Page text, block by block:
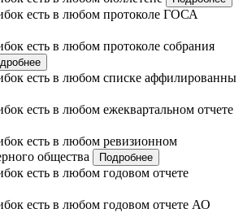
есть в любом протоколе ГОСА
есть в любом протоколе собрания
есть в любом списке аффилированны
есть в любом ежеквартальном отчете
есть в любом ревизионном
общества
Подробнее
есть в любом годовом отчете
есть в любом годовом отчете АО